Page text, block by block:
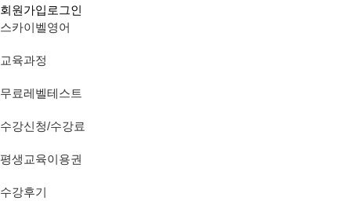
회원가입 로그인
스카이벨영어
교육과정
무료레벨테스트
수강신청/수강료
평생교육이용권
수강후기